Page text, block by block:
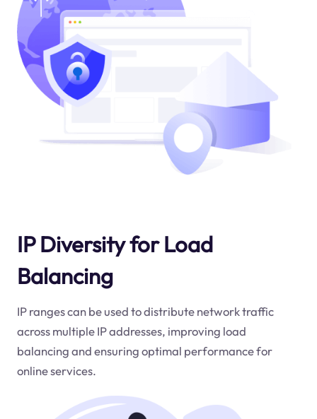
IP Diversity for Load
Balancing
IP ranges can be used to distribute network traffic
across multiple IP addresses, improving load
balancing and ensuring optimal performance for
online services.